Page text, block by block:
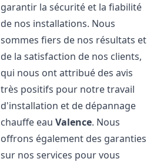
garantir la sécurité et la fiabilité
de nos installations. Nous
sommes fiers de nos résultats et
de la satisfaction de nos clients,
qui nous ont attribué des avis
très positifs pour notre travail
d'installation et de dépannage
chauffe eauValence. Nous
offrons également des garanties
sur nos services pour vous